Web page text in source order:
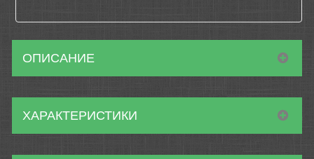
ОПИСАНИЕ
ХАРАКТЕРИСТИКИ